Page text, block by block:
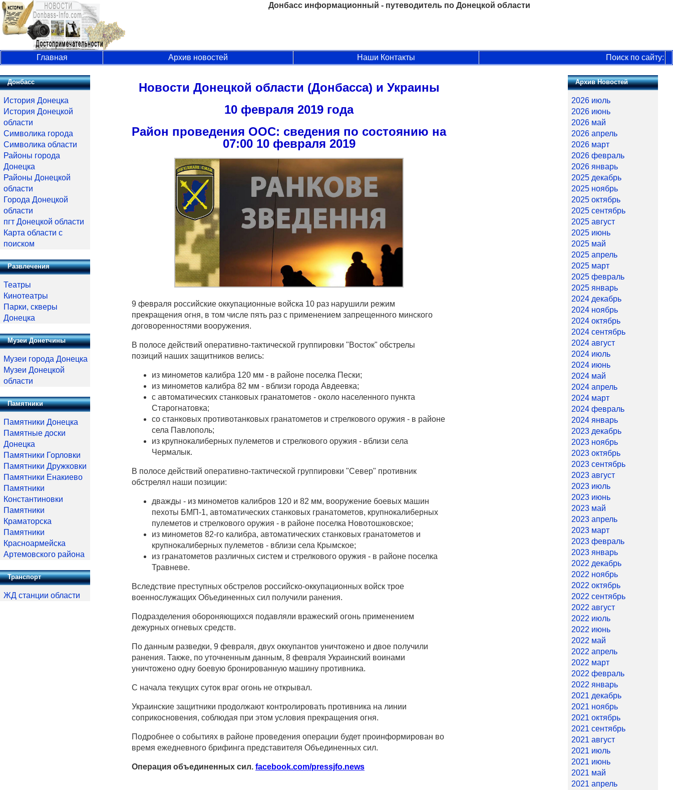
Донбасс информационный - путеводитель по Донецкой области
Главная Архив новостей Наши Контакты Поиск по сайту:
Новости Донецкой области (Донбасса) и Украины
10 февраля 2019 года
Район проведения ООС: сведения по состоянию на
07:00 10 февраля 2019
9 февраля российские оккупационные войска 10 раз нарушили режим
прекращения огня, в том числе пять раз с применением запрещенного минского
договоренностями вооружения.
В полосе действий оперативно-тактической группировки "Восток" обстрелы
позиций наших защитников велись:
из минометов калибра 120 мм - в районе поселка Пески;
из минометов калибра 82 мм - вблизи города Авдеевка;
с автоматических станковых гранатометов - около населенного пункта
Старогнатовка;
со станковых противотанковых гранатометов и стрелкового оружия - в районе
села Павлополь;
из крупнокалиберных пулеметов и стрелкового оружия - вблизи села
Чермалык.
В полосе действий оперативно-тактической группировки "Север" противник
обстрелял наши позиции:
дважды - из минометов калибров 120 и 82 мм, вооружение боевых машин
пехоты БМП-1, автоматических станковых гранатометов, крупнокалиберных
пулеметов и стрелкового оружия - в районе поселка Новотошковское;
из минометов 82-го калибра, автоматических станковых гранатометов и
крупнокалиберных пулеметов - вблизи села Крымское;
из гранатометов различных систем и стрелкового оружия - в районе поселка
Травневе.
Вследствие преступных обстрелов российско-оккупационных войск трое
военнослужащих Объединенных сил получили ранения.
Подразделения обороняющихся подавляли вражеский огонь применением
дежурных огневых средств.
По данным разведки, 9 февраля, двух оккупантов уничтожено и двое получили
ранения. Также, по уточненным данным, 8 февраля Украинский воинами
уничтожено одну боевую бронированную машину противника.
С начала текущих суток враг огонь не открывал.
Украинские защитники продолжают контролировать противника на линии
соприкосновения, соблюдая при этом условия прекращения огня.
Подробнее о событиях в районе проведения операции будет проинформирован во
время ежедневного брифинга представителя Объединенных сил.
Операция объединенных сил. facebook.com/pressjfo.news
Донбасс
История Донецка
История Донецкой
области
Символика города
Символика области
Районы города
Донецка
Районы Донецкой
области
Города Донецкой
области
пгт Донецкой области
Карта области с
поиском
Развлечения
Театры
Кинотеатры
Парки, скверы
Донецка
Музеи Донетчины
Музеи города Донецка
Музеи Донецкой
области
Памятники
Памятники Донецка
Памятные доски
Донецка
Памятники Горловки
Памятники Дружковки
Памятники Енакиево
Памятники
Константиновки
Памятники
Краматорска
Памятники
Красноармейска
Артемовского района
Транспорт
ЖД станции области
Архив Новостей
2026 июль
2026 июнь
2026 май
2026 апрель
2026 март
2026 февраль
2026 январь
2025 декабрь
2025 ноябрь
2025 октябрь
2025 сентябрь
2025 август
2025 июнь
2025 май
2025 апрель
2025 март
2025 февраль
2025 январь
2024 декабрь
2024 ноябрь
2024 октябрь
2024 сентябрь
2024 август
2024 июль
2024 июнь
2024 май
2024 апрель
2024 март
2024 февраль
2024 январь
2023 декабрь
2023 ноябрь
2023 октябрь
2023 сентябрь
2023 август
2023 июль
2023 июнь
2023 май
2023 апрель
2023 март
2023 февраль
2023 январь
2022 декабрь
2022 ноябрь
2022 октябрь
2022 сентябрь
2022 август
2022 июль
2022 июнь
2022 май
2022 апрель
2022 март
2022 февраль
2022 январь
2021 декабрь
2021 ноябрь
2021 октябрь
2021 сентябрь
2021 август
2021 июль
2021 июнь
2021 май
2021 апрель